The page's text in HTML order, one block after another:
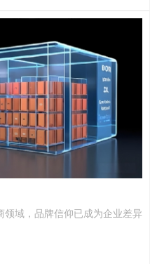
域，品牌信仰已成为企业差异